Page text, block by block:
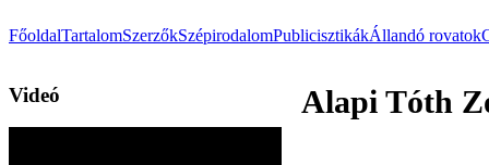
FőoldalTartalomSzerzőkSzépirodalomPublicisztikákÁllandó rovatok
Videó Alapi Tóth